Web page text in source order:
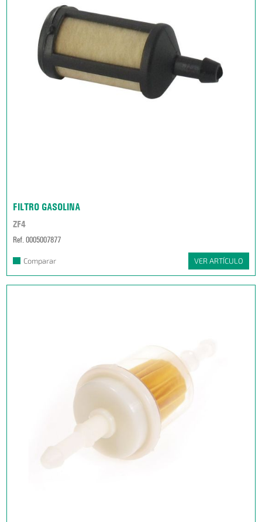
FILTRO GASOLINA
ZF4
Ref. 0005007877
Comparar VER ARTÍCULO